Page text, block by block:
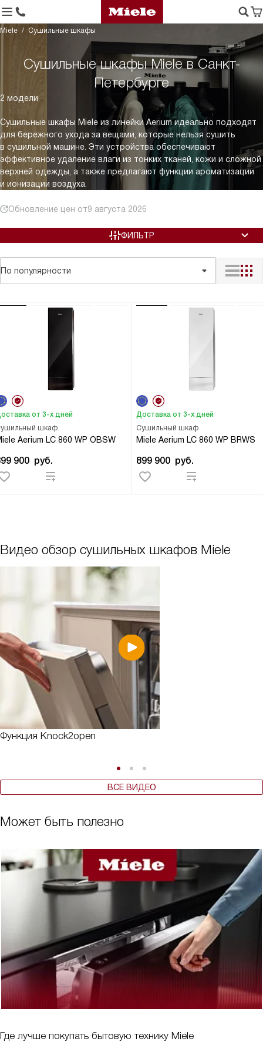
Miele Сушильные шкафы
Сушильные шкафы Miele в Санкт-
Петербурге
2 модели
Сушильные шкафы Miele из линейки Aerium идеально подходят
для бережного ухода за вещами, которые нельзя сушить
в сушильной машине. Эти устройства обеспечивают
эффективное удаление влаги из тонких тканей, кожи и сложной
верхней одежды, а также предлагают функции ароматизации
и ионизации воздуха.
Обновление цен от9 августа 2026
ФИЛЬТР
По популярности
шкаф
Aerium LC 860 WP OBSW
от 3-х дней
900 руб.
Сушильный шкаф
Miele Aerium LC 860 WP BRWS
Доставка от 3-х дней
899 900 руб.
Видео обзор сушильных шкафов Miele
Функция Knock2open
ВСЕ ВИДЕО
Может быть полезно
Где лучше покупать бытовую технику Miele